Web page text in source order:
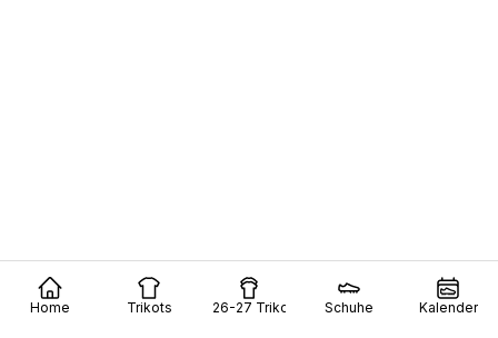
Home Trikots 26-27 Trikots Schuhe Kalender